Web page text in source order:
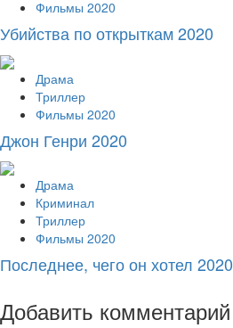
Фильмы 2020
Убийства по открыткам 2020
Драма
Триллер
Фильмы 2020
Джон Генри 2020
Драма
Криминал
Триллер
Фильмы 2020
Последнее, чего он хотел 2020
Добавить комментарий